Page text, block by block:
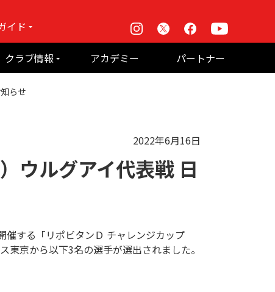
イド
Instagram Facebook
クラブ情報
アカデミー パートナー
らせ
2022年6月16日
ウルグアイ代表戦 日
する「リポビタンＤ チャレンジカップ
京から以下3名の選手が選出されました。